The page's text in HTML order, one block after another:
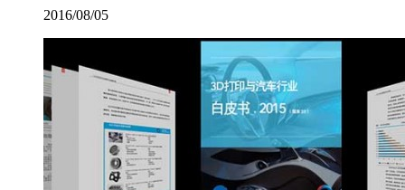
2016/08/05